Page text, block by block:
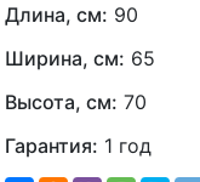
Длина, см: 90
Ширина, см: 65
Высота, см: 70
Гарантия: 1 год